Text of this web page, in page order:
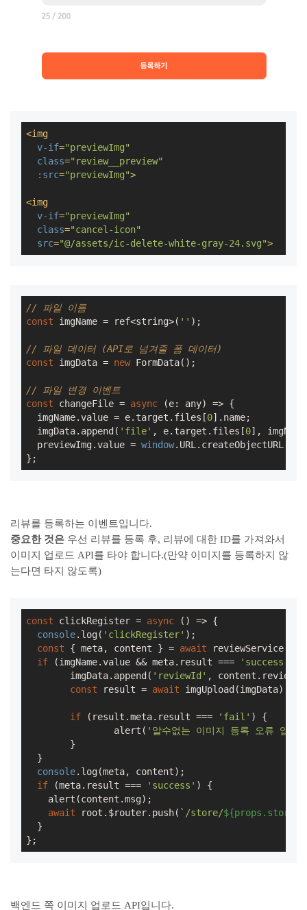
<img
v-if="previewImg"
class="review__preview"
:src="previewImg">
<img
v-if="previewImg"
class="cancel-icon"
src="@/assets/ic-delete-white-gray-24.svg">
// 파일 이름
const imgName = ref<string>( '' );
// 파일 데이터 (API로 넘겨줄 폼 데이터)
const imgData = new FormData();
// 파일 변경 이벤트
const changeFile = async (e: any) => {
  imgName.value = e.target.files[
0].name;
  imgData.append(
'file' , e.target.files[0],
  previewImg.value =
window
};
리뷰를 등록하는 이벤트입니다.
중요한 것은 우선 리뷰를 등록 후, 리뷰에 대한 ID를 가져와서
이미지 업로드 API를 타야 합니다.(만약 이미지를 등록하지 않
는다면 타지 않도록)
const clickRegister = async () => {
console.log( 'clickRegister' );
const { meta, content } = await
if (imgName.value && meta.result === 'success'
  	imgData.append(
'reviewId' ,
const result = await imgUpload(imgData);
if (result.meta.result === 'fail' ) {
  		alert(
'알수없는 이미지 등록 오류 입니
  }
console.log(meta, content);
if (meta.result === 'success' ) {
    alert(content.msg);
await root.$router.push( `/store/
  }
};
백엔드 쪽 이미지 업로드 API입니다.